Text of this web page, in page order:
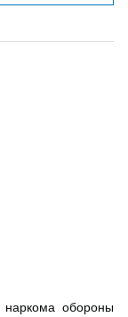
наркома обороны